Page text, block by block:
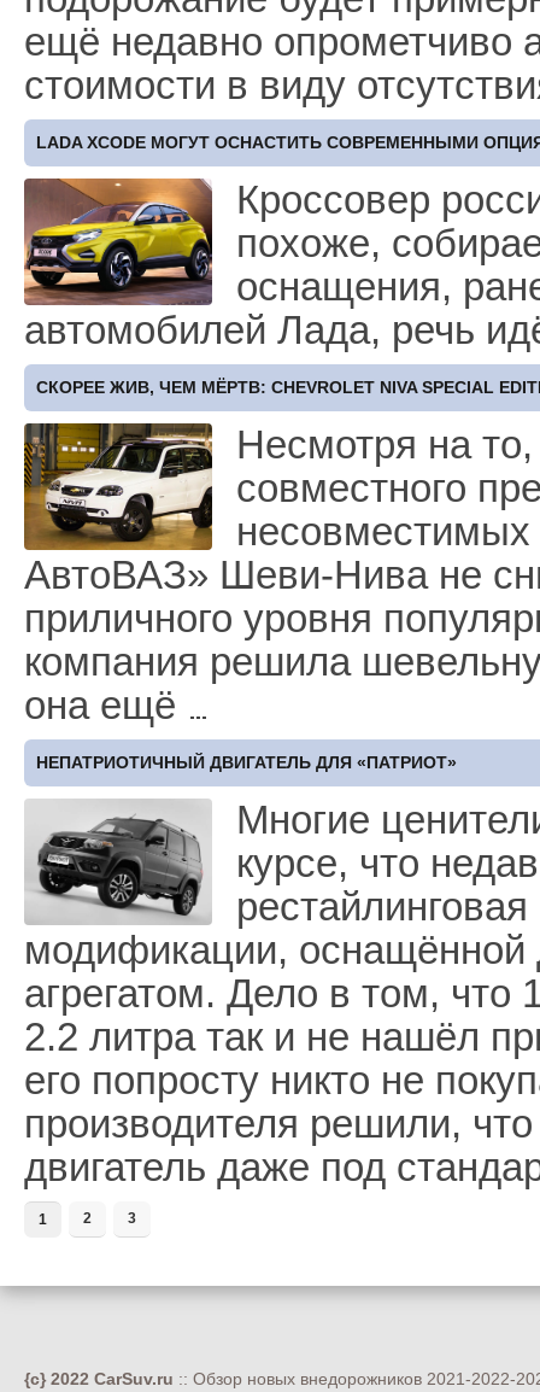
ещё недавно опрометчиво
стоимости в виду
LADA XCODE МОГУТ ОСНАСТИТЬ СОВРЕМЕННЫМИ
Кроссовер
похоже,
оснащения,
автомобилей Лада, речь
СКОРЕЕ ЖИВ, ЧЕМ МЁРТВ: CHEVROLET NIVA SPECIAL
Несмотря на
совместного
несовместимых
АвтоВАЗ» Шеви-Нива не
приличного уровня
компания решила
она ещё
НЕПАТРИОТИЧНЫЙ ДВИГАТЕЛЬ ДЛЯ «ПАТРИОТ»
Многие
курсе, что
модификации,
агрегатом. Дело в том,
2.2 литра так и не нашёл
его попросту никто не
производителя решили,
двигатель даже под
1 2 3
{c} 2022 CarSuv.ru :: Обзор новых внедорожников 2021-2022-